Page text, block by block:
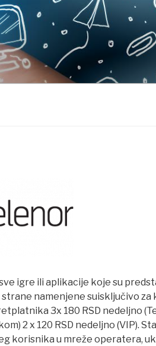
igre ili aplikacije koje su
namenjene suisključivo za
3x 180 RSD nedeljno
2 x 120 RSD nedeljno (VIP).
korisnika u mreže operatera,